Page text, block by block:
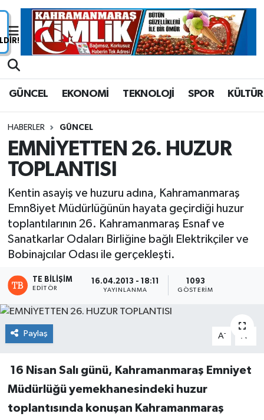
GÜNCEL EKONOMİ TEKNOLOJİ SPOR KÜLTÜR
HABERLER GÜNCEL
EMNİYETTEN 26. HUZUR
TOPLANTISI
Kentin asayiş ve huzuru adına, Kahramanmaraş
Emn8iyet Müdürlüğünün hayata geçirdiği huzur
toplantılarının 26. Kahramanmaraş Esnaf ve
Sanatkarlar Odaları Birliğine bağlı Elektrikçiler ve
Bobinajcılar Odası ile gerçekleşti.
TE BILIŞIM
EDITÖR
16.04.2013 - 18:11
YAYINLANMA
1093
GÖSTERIM
Paylaş A- A
16 Nisan Salı günü, Kahramanmaraş Emniyet
Müdürlüğü yemekhanesindeki huzur
toplantısında konuşan Kahramanmaraş
Nöbetçi Eczaneler
Trafik Durumu
Süper Lig Puan Durumu ve Fikstür
Tüm Manşetler
Son Dakika Haberleri
Haber Arşivi